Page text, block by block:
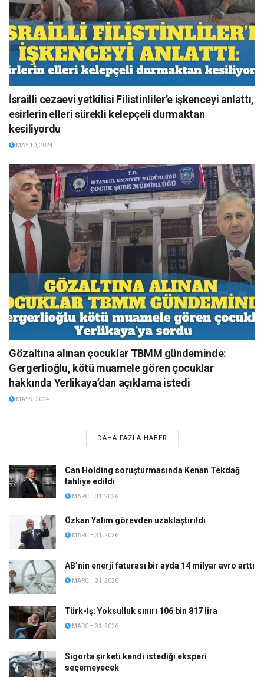
İsrailli cezaevi yetkilisi Filistinliler’e işkenceyi anlattı,
esirlerin elleri sürekli kelepçeli durmaktan
kesiliyordu
MAY 10, 2024
Gözaltına alınan çocuklar TBMM gündeminde:
Gergerlioğlu, kötü muamele gören çocuklar
hakkında Yerlikaya’dan açıklama istedi
MAY 9, 2024
DAHA FAZLA HABER
Can Holding soruşturmasında Kenan Tekdağ
tahliye edildi
MARCH 31, 2026
Özkan Yalım görevden uzaklaştırıldı
MARCH 31, 2026
AB’nin enerji faturası bir ayda 14 milyar avro arttı
MARCH 31, 2026
Türk-İş: Yoksulluk sınırı 106 bin 817 lira
MARCH 31, 2026
Sigorta şirketi kendi istediği eksperi
seçemeyecek